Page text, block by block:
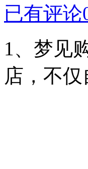
已有评论
1、梦见
店，不